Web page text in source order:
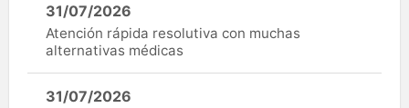
31/07/2026
Atención rápida resolutiva con muchas
alternativas médicas
31/07/2026